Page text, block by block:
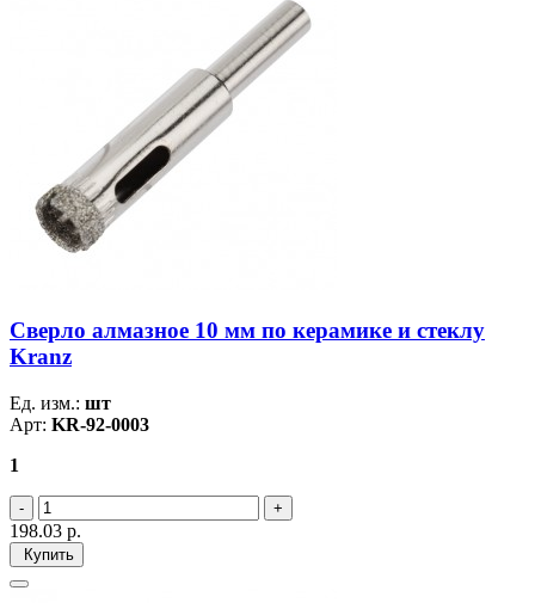
Сверло алмазное 10 мм по керамике и стеклу
Kranz
Ед. изм.: шт
Арт: KR-92-0003
1
198.03 р.
Купить